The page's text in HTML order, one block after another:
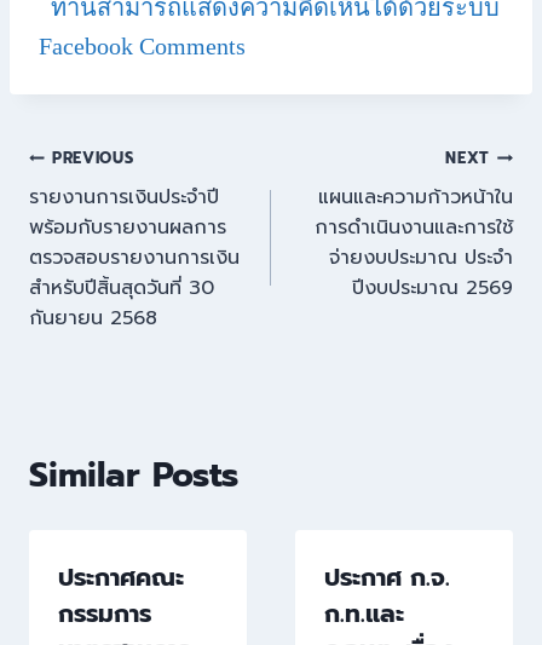
ท่านสามารถแสดงความคิดเห็นได้ด้วยระบบ
Facebook Comments
PREVIOUS
รายงานการเงินประจำปี
พร้อมกับรายงานผลการ
ตรวจสอบรายงานการเงิน
สำหรับปีสิ้นสุดวันที่ 30
กันยายน 2568
NEXT
แผนและความก้าวหน้าใน
การดำเนินงานและการใช้
จ่ายงบประมาณ ประจำ
ปีงบประมาณ 2569
Similar Posts
ประกาศคณะ
กรรมการ
ประกาศ ก.จ.
ก.ท.และ